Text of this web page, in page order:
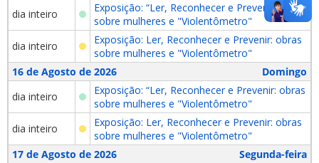
dia inteiro
Exposição: “Ler, Reconhecer e Prevenir: obras
sobre mulheres e "Violentômetro"
dia inteiro
Exposição: Ler, Reconhecer e Prevenir: obras
sobre mulheres e "Violentômetro"
16 de Agosto de 2026
Domingo
dia inteiro
Exposição: “Ler, Reconhecer e Prevenir: obras
sobre mulheres e "Violentômetro"
dia inteiro
Exposição: Ler, Reconhecer e Prevenir: obras
sobre mulheres e "Violentômetro"
17 de Agosto de 2026
Segunda-feira